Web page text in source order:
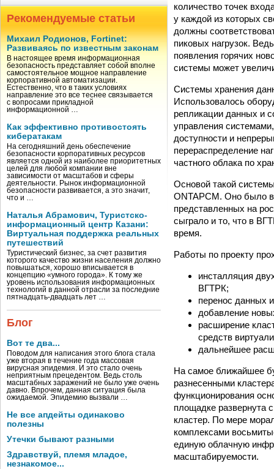
Рекомендуемые статьи
Михаил Родионов, Fortinet:
Развиваясь по известным законам
В настоящее время информационная
безопасность представляет собой вполне
самостоятельное мощное направление
корпоративной автоматизации.
Естественно, что в таких условиях
направление это все теснее связывается
с вопросами прикладной
информационной …
Как эффективно противостоять
кибератакам
На сегодняшний день обеспечение
безопасности корпоративных ресурсов
является одной из наиболее приоритетных
целей для любой компании вне
зависимости от масштабов и сферы
деятельности. Рынок информационной
безопасности развивается, а это значит,
что и …
Наталья Абрамович, Туристско-
информационный центр Казани:
Виртуальная поддержка реальных
путешествий
Туристический бизнес, за счет развития
которого качество жизни населения должно
повышаться, хорошо вписывается в
концепцию «умного города». К тому же
уровень использования информационных
технологий в данной отрасли за последние
пятнадцать-двадцать лет …
Блог
Вот те два...
Поводом для написания этого блога стала
уже вторая в течение года массовая
вирусная эпидемия. И это стало очень
неприятным прецедентом. Ведь столь
масштабных заражений не было уже очень
давно. Впрочем, данная ситуация была
ожидаемой. Эпидемию вызвали …
Не все апдейты одинаково
полезны
Утечки бывают разными
Здравствуй, племя младое,
незнакомое...
количество точек
у каждой из которых
должны
пиковых нагрузок.
появления горячих
системы может
Системы хранения
Использовалось
репликации данных и
управления
доступности и
перераспределение
частного облака по
Основой такой
ONTAPСМ. Оно было
представленных на
сыграло и то, что в
время.
Работы по проекту
инсталляция
ВГТРК;
перенос данных
добавление
расширение
средств
дальнейшее
На самое ближайшее
разнесенными
функционирования
площадке развернута
кластер. По мере
комплексами
единую облачную
масштабируемости.